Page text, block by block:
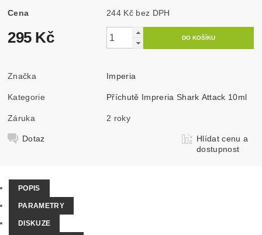
Cena 244 Kč bez DPH
295 Kč
Značka Imperia
Kategorie Příchutě Impreria Shark Attack 10ml
Záruka 2 roky
Dotaz
Hlídat cenu a
dostupnost
POPIS
PARAMETRY
DISKUZE